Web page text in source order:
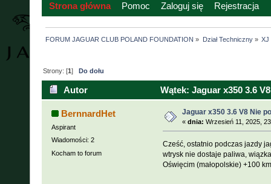
Strona główna Pomoc Zaloguj się Rejestracja
FORUM JAGUAR CLUB POLAND FOUNDATION » Dział Techniczny» XJ
Strony: [1] Do dołu
Autor Wątek: Jaguar x350 3.6
BernnardHet
Aspirant
Wiadomości: 2
Kocham to forum
Jaguar x350 3.6 V8 Nie
« dnia: Wrzesień 11, 2025,
Cześć, ostatnio podczas jazdy
wtrysk nie dostaje paliwa,
Oświęcim (małopolskie) +100 km